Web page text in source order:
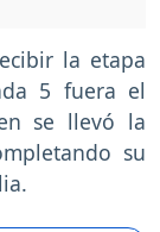
la etapa
5 fuera el
se llevó la
su